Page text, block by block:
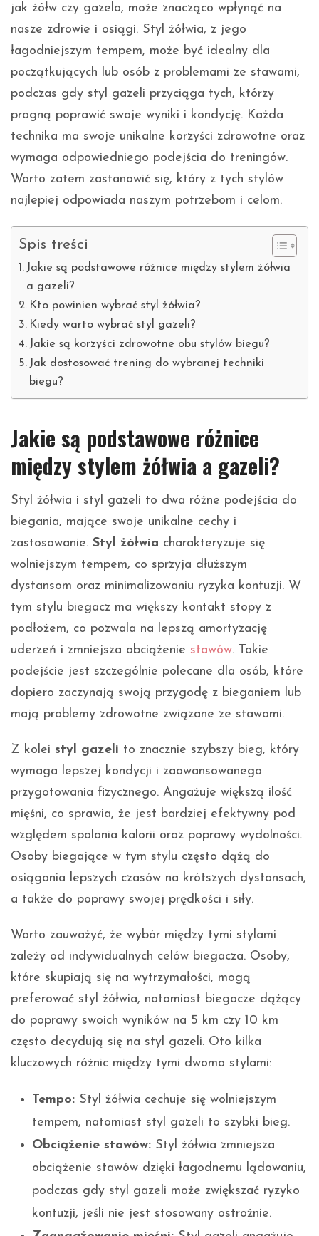
jak żółw czy gazela, może znacząco wpłynąć na
nasze zdrowie i osiągi. Styl żółwia, z jego
łagodniejszym tempem, może być idealny dla
początkujących lub osób z problemami ze stawami,
podczas gdy styl gazeli przyciąga tych, którzy
pragną poprawić swoje wyniki i kondycję. Każda
technika ma swoje unikalne korzyści zdrowotne oraz
wymaga odpowiedniego podejścia do treningów.
Warto zatem zastanowić się, który z tych stylów
najlepiej odpowiada naszym potrzebom i celom.
Spis treści
Jakie są podstawowe różnice między stylem żółwia
a gazeli?
Kto powinien wybrać styl żółwia?
Kiedy warto wybrać styl gazeli?
Jakie są korzyści zdrowotne obu stylów biegu?
Jak dostosować trening do wybranej techniki
biegu?
Jakie są podstawowe różnice
między stylem żółwia a gazeli?
Styl żółwia i styl gazeli to dwa różne podejścia do
biegania, mające swoje unikalne cechy i
zastosowanie. Styl żółwia charakteryzuje się
wolniejszym tempem, co sprzyja dłuższym
dystansom oraz minimalizowaniu ryzyka kontuzji. W
tym stylu biegacz ma większy kontakt stopy z
podłożem, co pozwala na lepszą amortyzację
uderzeń i zmniejsza obciążenie stawów. Takie
podejście jest szczególnie polecane dla osób, które
dopiero zaczynają swoją przygodę z bieganiem lub
mają problemy zdrowotne związane ze stawami.
Z kolei styl gazeli to znacznie szybszy bieg, który
wymaga lepszej kondycji i zaawansowanego
przygotowania fizycznego. Angażuje większą ilość
mięśni, co sprawia, że jest bardziej efektywny pod
względem spalania kalorii oraz poprawy wydolności.
Osoby biegające w tym stylu często dążą do
osiągania lepszych czasów na krótszych dystansach,
a także do poprawy swojej prędkości i siły.
Warto zauważyć, że wybór między tymi stylami
zależy od indywidualnych celów biegacza. Osoby,
które skupiają się na wytrzymałości, mogą
preferować styl żółwia, natomiast biegacze dążący
do poprawy swoich wyników na 5 km czy 10 km
często decydują się na styl gazeli. Oto kilka
kluczowych różnic między tymi dwoma stylami:
Tempo: Styl żółwia cechuje się wolniejszym
tempem, natomiast styl gazeli to szybki bieg.
Obciążenie stawów: Styl żółwia zmniejsza
obciążenie stawów dzięki łagodnemu lądowaniu,
podczas gdy styl gazeli może zwiększać ryzyko
kontuzji, jeśli nie jest stosowany ostrożnie.